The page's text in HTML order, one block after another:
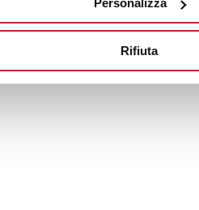
Personalizza
Rifiuta